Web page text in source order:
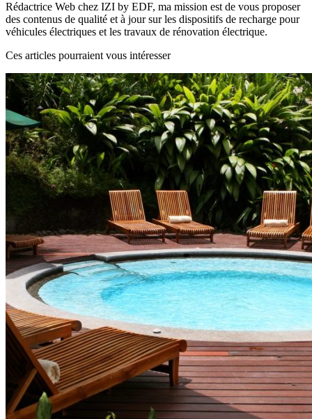
Rédactrice Web chez IZI by EDF, ma mission est de vous proposer
des contenus de qualité et à jour sur les dispositifs de recharge pour
véhicules électriques et les travaux de rénovation électrique.
Ces articles pourraient vous intéresser